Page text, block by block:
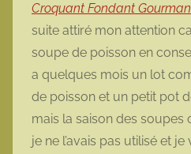
o
t
t
e
Croquant Fondant
suite attiré mon attention
soupe de poisson en
a quelques mois un lot
de poisson et un petit pot
mais la saison des soupes
je ne l’avais pas utilisé et